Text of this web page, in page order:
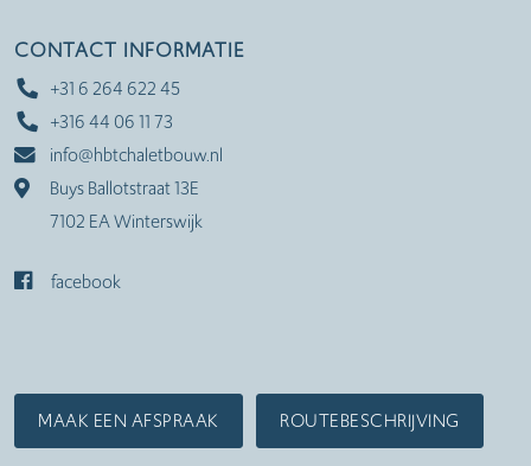
CONTACT INFORMATIE
+31 6 264 622 45
+316 44 06 11 73
info@hbtchaletbouw.nl
Buys Ballotstraat 13E
7102 EA Winterswijk
facebook
MAAK EEN AFSPRAAK ROUTEBESCHRIJVING